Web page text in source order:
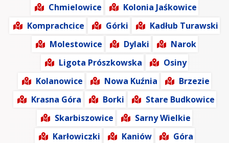
Chmielowice
Kolonia Jaśkowice
Komprachcice
Górki
Kadłub Turawski
Molestowice
Dylaki
Narok
Ligota Prószkowska
Osiny
Kolanowice
Nowa Kuźnia
Brzezie
Krasna Góra
Borki
Stare Budkowice
Skarbiszowice
Sarny Wielkie
Karłowiczki
Kaniów
Góra